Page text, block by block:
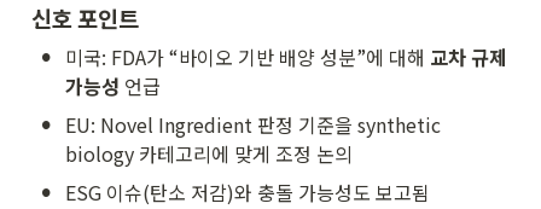
신호 포인트
• 미국: FDA가 “바이오 기반 배양 성분”에 대해 교차 규제
가능성 언급
• EU: Novel Ingredient 판정 기준을 synthetic
biology 카테고리에 맞게 조정 논의
• ESG 이슈(탄소 저감)와 충돌 가능성도 보고됨